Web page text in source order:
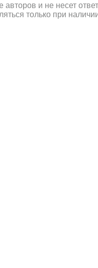
и не несет
только при